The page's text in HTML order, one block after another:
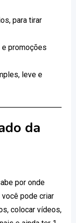
para tirar
promoções
leve e
da
por onde
você pode criar
colocar vídeos,